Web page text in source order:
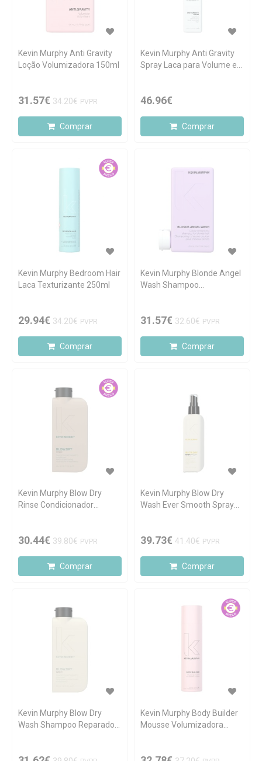
Kevin Murphy Anti Gravity
Loção Volumizadora 150ml
31.57€ 34.20€ PVPR
Comprar
Kevin Murphy Anti Gravity
Spray Laca para Volume e
46.96€
Comprar
Kevin Murphy Bedroom Hair
Laca Texturizante 250ml
29.94€ 34.20€ PVPR
Comprar
Kevin Murphy Blonde Angel
Wash Shampoo
31.57€ 32.60€ PVPR
Comprar
Kevin Murphy Blow Dry
Rinse Condicionador
30.44€ 39.80€ PVPR
Comprar
Kevin Murphy Blow Dry
Wash Ever Smooth Spray
39.73€ 41.40€ PVPR
Comprar
Kevin Murphy Blow Dry
Wash Shampoo Reparador
Kevin Murphy Body Builder
Mousse Volumizadora